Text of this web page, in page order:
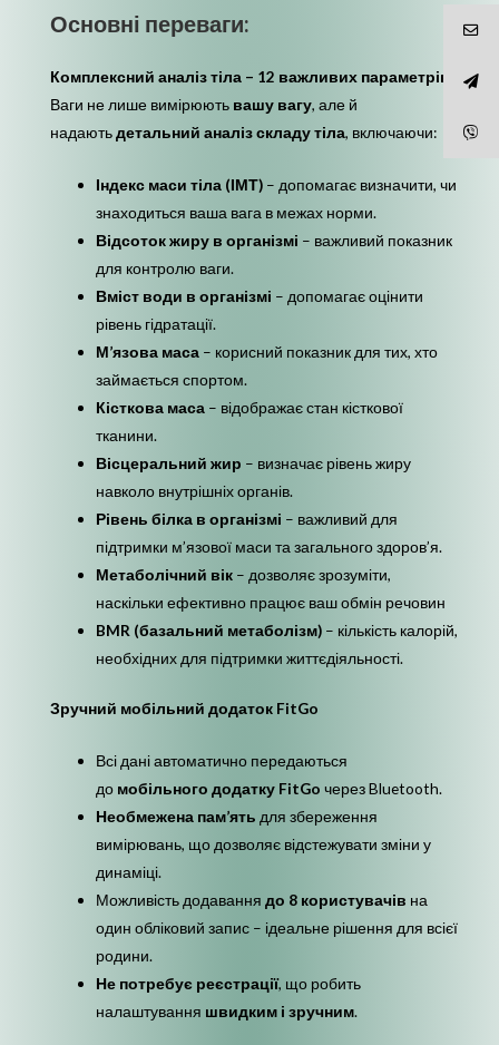
Основні переваги:
Комплексний аналіз тіла – 12 важливих параметрів
Ваги не лише вимірюють вашу вагу, але й
надаютьдетальний аналіз складу тіла, включаючи:
Індекс маси тіла (ІМТ) – допомагає визначити, чи
знаходиться ваша вага в межах норми.
Відсоток жиру в організмі – важливий показник
для контролю ваги.
Вміст води в організмі – допомагає оцінити
рівень гідратації.
М’язова маса – корисний показник для тих, хто
займається спортом.
Кісткова маса – відображає стан кісткової
тканини.
Вісцеральний жир – визначає рівень жиру
навколо внутрішніх органів.
Рівень білка в організмі – важливий для
підтримки м’язової маси та загального здоров’я.
Метаболічний вік – дозволяє зрозуміти,
наскільки ефективно працює ваш обмін речовин
BMR (базальний метаболізм) – кількість калорій,
необхідних для підтримки життєдіяльності.
Зручний мобільний додаток FitGo
Всі дані автоматично передаються
до мобільного додатку FitGoчерез Bluetooth.
Необмежена пам’ять для збереження
вимірювань, що дозволяє відстежувати зміни у
динаміці.
Можливість додаваннядо 8 користувачів на
один обліковий запис – ідеальне рішення для всієї
родини.
Не потребує реєстрації, що робить
налаштування швидким і зручним.